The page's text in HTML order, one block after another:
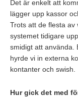
Det är enkelt att
lägger upp kassor
Trots att de flesta av
systemet tidigare
smidigt att använda.
hyrde vi in externa
kontanter och swish.
Hur gick det med